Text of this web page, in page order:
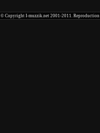
© Copyright I-muzzik.net 2001-2011. Reproduction